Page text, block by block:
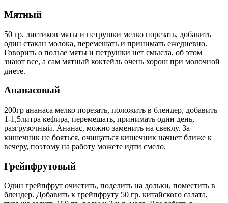
Мятный
50 гр. листиков мяты и петрушки мелко порезать, добавить
один стакан молока, перемешать и принимать ежедневно.
Говорить о пользе мяты и петрушки нет смысла, об этом
знают все, а сам мятный коктейль очень хорош при молочной
диете.
Ананасовый
200гр ананаса мелко порезать, положить в блендер, добавить
1-1,5литра кефира, перемешать, принимать один день,
разгрузочный. Ананас, можно заменить на свеклу. За
кишечник не бояться, очищаться кишечник начнет ближе к
вечеру, поэтому на работу можете идти смело.
Грейпфрутовый
Один грейпфрут очистить, поделить на дольки, поместить в
блендер. Добавить к грейпфруту 50 гр. китайского салата,